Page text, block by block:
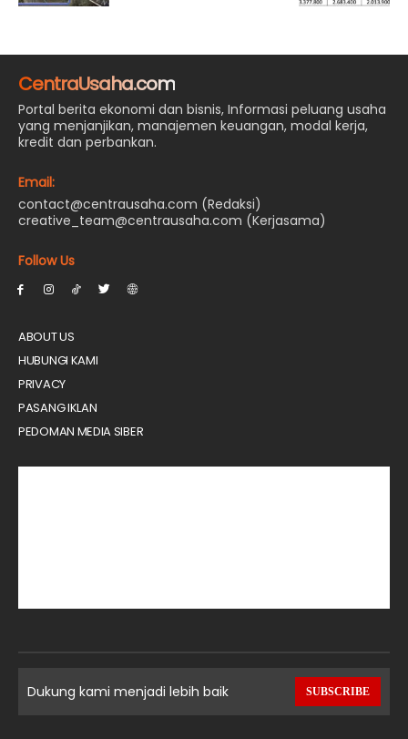
CentraUsaha.com
Portal berita ekonomi dan bisnis, Informasi peluang usaha
yang menjanjikan, manajemen keuangan, modal kerja,
kredit dan perbankan.
Email:
contact@centrausaha.com (Redaksi)
creative_team@centrausaha.com (Kerjasama)
Follow Us
ABOUT US
HUBUNGI KAMI
PRIVACY
PASANG IKLAN
PEDOMAN MEDIA SIBER
Dukung kami menjadi lebih baik SUBSCRIBE